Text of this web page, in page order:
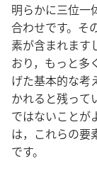
明らかに三位一
合わせです。そ
素が含まれます
おり，もっと多
げた基本的な考
かれると残って
ではないことが
は，これらの要
です。